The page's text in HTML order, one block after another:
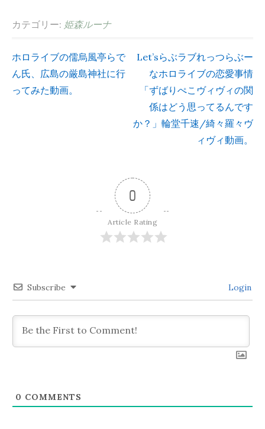
カテゴリー: 姫森ルーナ
投
稿
ョ
ン
ホロライブの儒烏風亭らで
ん氏、広島の厳島神社に行
ってみた動画。
Let’sらぶラブれっつらぶー
なホロライブの恋愛事情
「ずばりぺこヴィヴィの関
係はどう思ってるんです
か？」輪堂千速/綺々羅々ヴ
ィヴィ動画。
0
Article Rating
Subscribe Login
0 COMMENTS